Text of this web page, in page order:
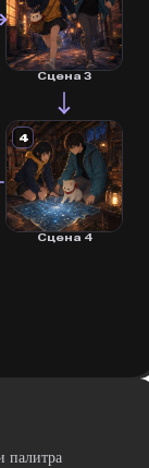
Сцена 3
4
Сцена 4
палитра